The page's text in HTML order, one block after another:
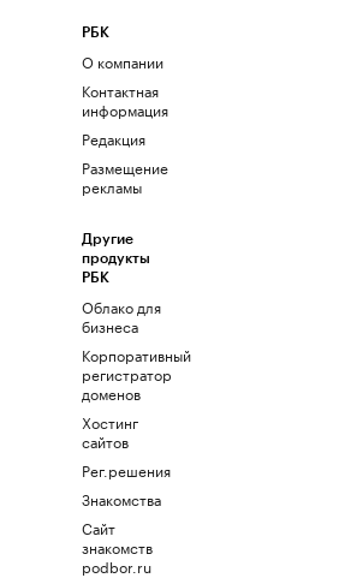
РБК
О компании
Контактная
информация
Редакция
Размещение
рекламы
Другие
продукты
РБК
Облако для
бизнеса
Корпоративный
регистратор
доменов
Хостинг
сайтов
Рег.решения
Знакомства
Сайт
знакомств
podbor.ru